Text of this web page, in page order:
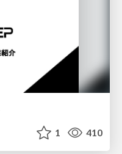
1 410